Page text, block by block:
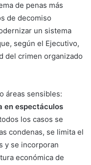
de penas más
de decomiso
un sistema
según el Ejecutivo,
del crimen organizado
áreas sensibles:
en espectáculos
los casos se
condenas, se limita el
y se incorporan
económica de